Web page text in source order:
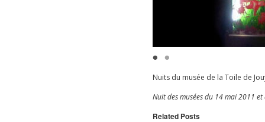
Nuits du musée de la Toile de
Nuit des musées du 14 mai 2011
Related Posts